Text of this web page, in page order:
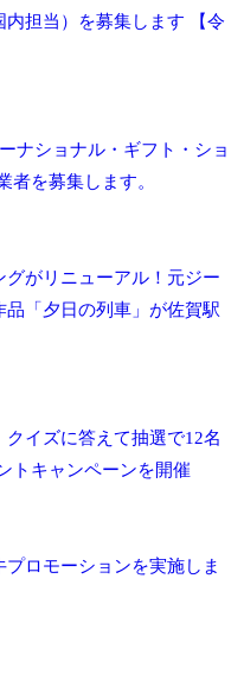
担当）を募集します 【令
ナショナル・ギフト・ショ
者を募集します。
がリニューアル！元ジー
「夕日の列車」が佐賀駅
クイズに答えて抽選で12名
トキャンペーンを開催
ロモーションを実施しま